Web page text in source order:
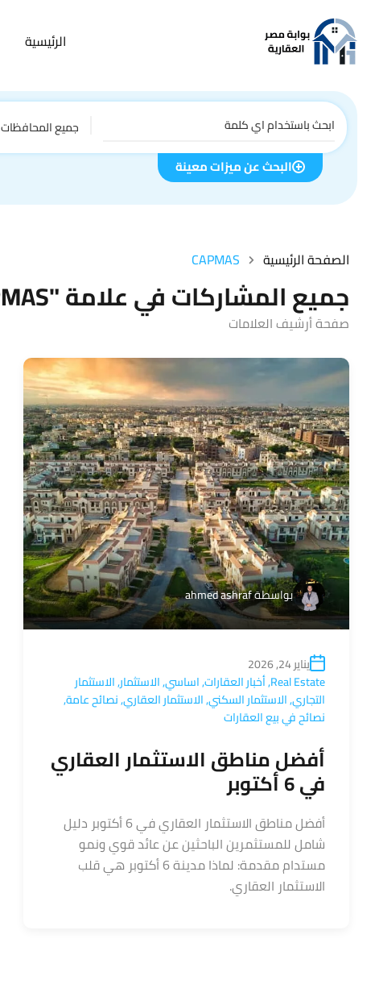
الرئيسية
جميع المحافظات
البحث عن ميزات معينة
الصفحة الرئيسية CAPMAS
جميع المشاركات في علامة "CAPMAS"
صفحة أرشيف العلامات
بواسطةahmed ashraf
يناير 24, 2026
Real Estate
,أخبار العقارات,اساسي,الاستثمار,الاستثمار
التجاري,الاستثمار السكني,الاستثمار العقاري,نصائح عامة,
نصائح في بيع العقارات
أفضل مناطق الاستثمار العقاري
في 6 أكتوبر
أفضل مناطق الاستثمار العقاري في 6 أكتوبر دليل
شامل للمستثمرين الباحثين عن عائد قوي ونمو
مستدام مقدمة: لماذا مدينة 6 أكتوبر هي قلب
الاستثمار العقاري.